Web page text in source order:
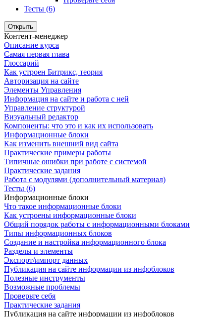
Тесты (6)
Открыть
Контент-менеджер
Описание курса
Самая первая глава
Глоссарий
Как устроен Битрикс, теория
Авторизация на сайте
Элементы Управления
Информация на сайте и работа с ней
Управление структурой
Визуальный редактор
Компоненты: что это и как их использовать
Информационные блоки
Как изменить внешний вид сайта
Практические примеры работы
Типичные ошибки при работе с системой
Практические задания
Работа с модулями (дополнительный материал)
Тесты (6)
Информационные блоки
Что такое информационные блоки
Как устроены информационные блоки
Общий порядок работы с информационными блоками
Типы информационных блоков
Создание и настройка информационного блока
Разделы и элементы
Экспорт/импорт данных
Публикация на сайте информации из инфоблоков
Полезные инструменты
Возможные проблемы
Проверьте себя
Практические задания
Публикация на сайте информации из инфоблоков